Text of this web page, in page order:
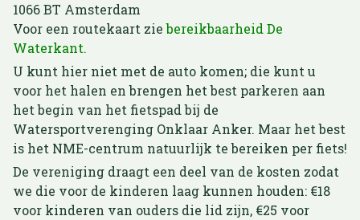
1066 BT Amsterdam
Voor een routekaart ziebereikbaarheid De
Waterkant.
U kunt hier niet met de auto komen; die kunt u
voor het halen en brengen het best parkeren aan
het begin van het fietspad bij de
Watersportverenging Onklaar Anker. Maar het best
is het NME-centrum natuurlijk te bereiken per fiets!
De vereniging draagt een deel van de kosten zodat
we die voor de kinderen laag kunnen houden: €18
voor kinderen van ouders die lid zijn, €25 voor